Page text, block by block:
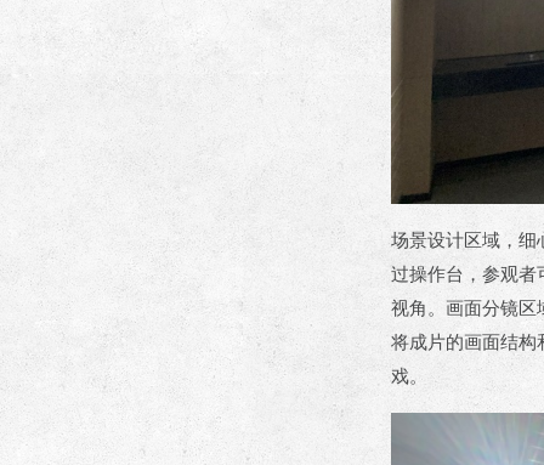
场景设计区域，细
过操作台，参观者
视角。画面分镜区
将成片的画面结构
戏。